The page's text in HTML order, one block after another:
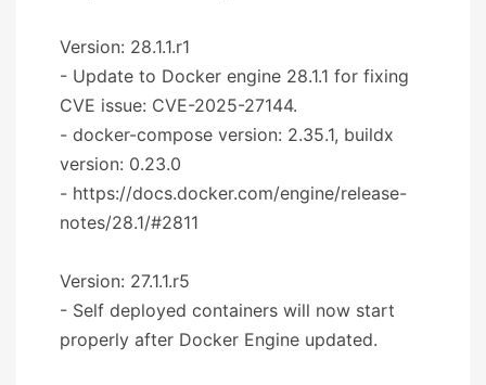
Version: 28.1.1.r1
- Update to Docker engine 28.1.1 for fixing
CVE issue: CVE-2025-27144.
- docker-compose version: 2.35.1, buildx
version: 0.23.0
- https://docs.docker.com/engine/release-
notes/28.1/#2811
Version: 27.1.1.r5
- Self deployed containers will now start
properly after Docker Engine updated.